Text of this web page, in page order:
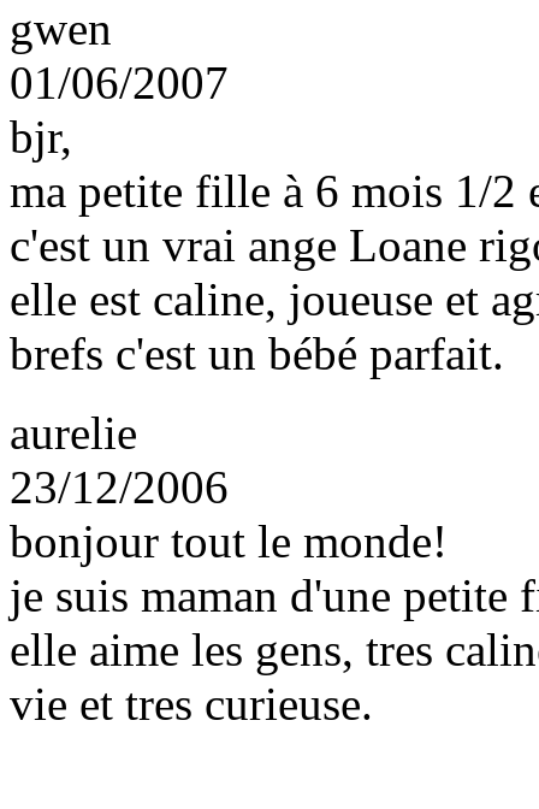
gwen
01/06/2007
bjr,
ma petite fille à 6 mois 1/2
c'est un vrai ange Loane
elle est caline, joueuse et
brefs c'est un bébé parfait.
aurelie
23/12/2006
bonjour tout le monde!
je suis maman d'une petite
elle aime les gens, tres
vie et tres curieuse.